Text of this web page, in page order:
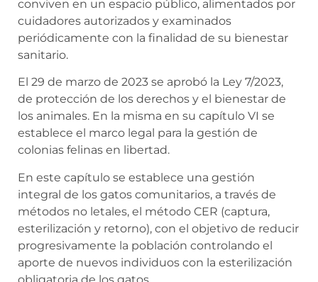
conviven en un espacio público, alimentados por
cuidadores autorizados y examinados
periódicamente con la finalidad de su bienestar
sanitario.
El 29 de marzo de 2023 se aprobó la Ley 7/2023,
de protección de los derechos y el bienestar de
los animales. En la misma en su capítulo VI se
establece el marco legal para la gestión de
colonias felinas en libertad.
En este capítulo se establece una gestión
integral de los gatos comunitarios, a través de
métodos no letales, el método CER (captura,
esterilización y retorno), con el objetivo de reducir
progresivamente la población controlando el
aporte de nuevos individuos con la esterilización
obligatoria de los gatos.